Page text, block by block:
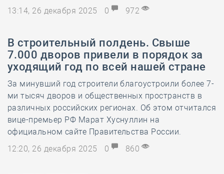
13:14, 26 декабря 2025
0 972
В строительный полдень. Свыше
7.000 дворов привели в порядок за
уходящий год по всей нашей стране
За минувший год строители благоустроили более 7-
ми тысяч дворов и общественных пространств в
различных российских регионах. Об этом отчитался
вице-премьер РФ Марат Хуснуллин на
официальном сайте Правительства России.
12:20, 26 декабря 2025
0 860